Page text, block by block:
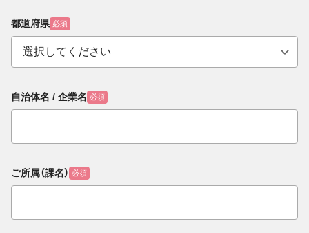
都道府県 必須
自治体名 / 企業名 必須
ご所属（課名） 必須